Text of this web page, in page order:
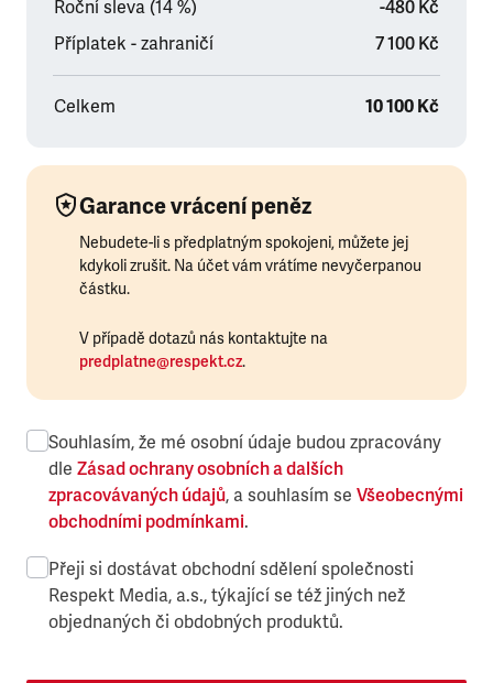
Roční sleva (14 %)
-480 Kč
Příplatek - zahraničí
7 100 Kč
Celkem 10 100 Kč
Garance vrácení peněz
Nebudete-li s předplatným spokojeni, můžete jej
kdykoli zrušit. Na účet vám vrátíme nevyčerpanou
částku.
V případě dotazů nás kontaktujte na
predplatne@respekt.cz.
Souhlasím, že mé osobní údaje budou zpracovány
dle Zásad ochrany osobních a dalších
zpracovávaných údajů, a souhlasím se Všeobecnými
obchodními podmínkami.
Přeji si dostávat obchodní sdělení společnosti
Respekt Media, a.s., týkající se též jiných než
objednaných či obdobných produktů.